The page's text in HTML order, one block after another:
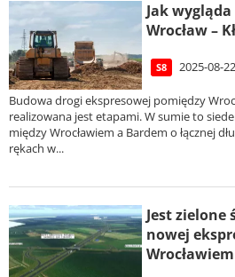
Jak
Wrocław –
S8 2025-08-
Budowa drogi ekspresowej pomiędzy
realizowana jest etapami. W sumie to
między Wrocławiem a Bardem o łącznej
rękach w...
Jest zielone
nowej
Wrocławiem